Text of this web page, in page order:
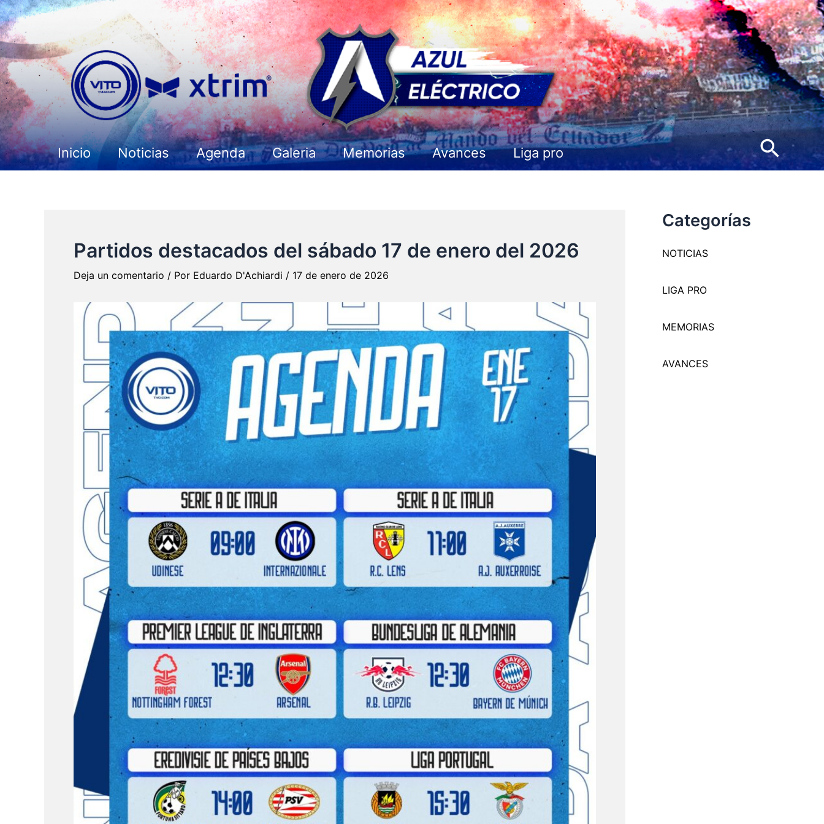
Ir
al
contenido
Inicio Noticias Agenda Galeria Memorias Avances Liga pro
Partidos destacados del sábado 17 de enero del 2026
Deja un comentario / Por Eduardo D'Achiardi / 17 de enero de 2026
Categorías
NOTICIAS
LIGA PRO
MEMORIAS
AVANCES